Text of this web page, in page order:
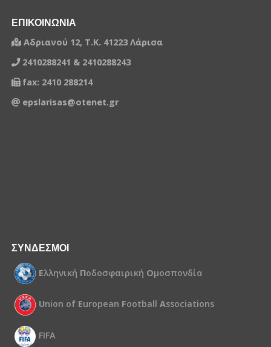
ΕΠΙΚΟΙΝΩΝΙΑ
Αδριανού 12, Τ.Κ. 41223 Λάρισα
2410288241 & 2410288243
fax: 2410 288214
epslarisas@otenet.gr
ΣΥΝΔΕΣΜΟΙ
Ελληνική Ποδοσφαιρική Ομοσπονδία
Union of European Football Associations
FIFA